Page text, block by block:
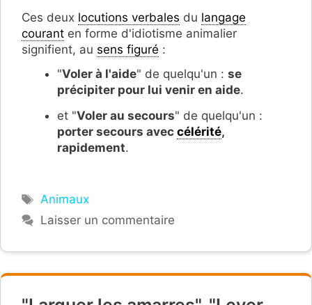
Ces deux locutions verbales du langage
courant en forme d'idiotisme animalier
signifient, au sens figuré :
"Voler à l'aide" de quelqu'un : se
précipiter pour lui venir en aide.
et "Voler au secours" de quelqu'un :
porter secours avec célérité,
rapidement.
Étiquettes
Animaux
Laisser un commentaire